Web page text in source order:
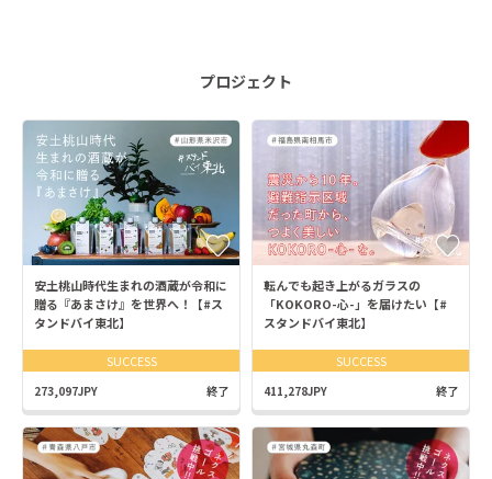
プロジェクト
安土桃山時代生まれの酒蔵が令和に
贈る『あまさけ』を世界へ！【#ス
タンドバイ東北】
SUCCESS
273,097JPY 終了
転んでも起き上がるガラスの
「KOKORO-心-」を届けたい【#
スタンドバイ東北】
SUCCESS
411,278JPY 終了